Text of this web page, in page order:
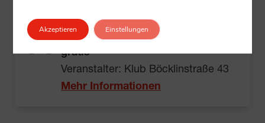
Klub Böcklinstraße 43, 1020 Wien
14:00 – 15:00
gratis
Veranstalter: Klub Böcklinstraße 43
Mehr Informationen
Akzeptieren Einstellungen